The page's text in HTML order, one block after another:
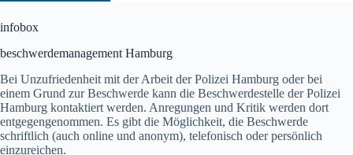
infobox
beschwerdemanagement Hamburg
Bei Unzufriedenheit mit der Arbeit der Polizei Hamburg oder bei
einem Grund zur Beschwerde kann die Beschwerdestelle der Polizei
Hamburg kontaktiert werden. Anregungen und Kritik werden dort
entgegengenommen. Es gibt die Möglichkeit, die Beschwerde
schriftlich (auch online und anonym), telefonisch oder persönlich
einzureichen.